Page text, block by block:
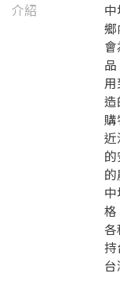
介紹
鄉
造
近
格
持